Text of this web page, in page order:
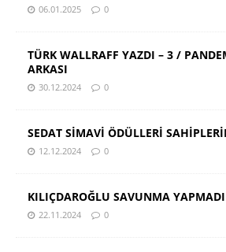
06.01.2025 0
TÜRK WALLRAFF YAZDI – 3 /
ARKASI
30.12.2024 0
SEDAT SİMAVİ ÖDÜLLERİ
12.12.2024 0
KILIÇDAROĞLU SAVUNMA
22.11.2024 0